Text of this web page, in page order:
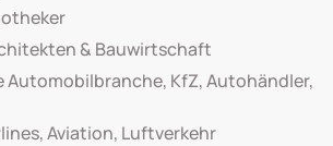
& Bauwirtschaft
Automobilbranche, KfZ, Autohändler,
Aviation, Luftverkehr